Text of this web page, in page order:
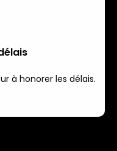
à honorer les délais.